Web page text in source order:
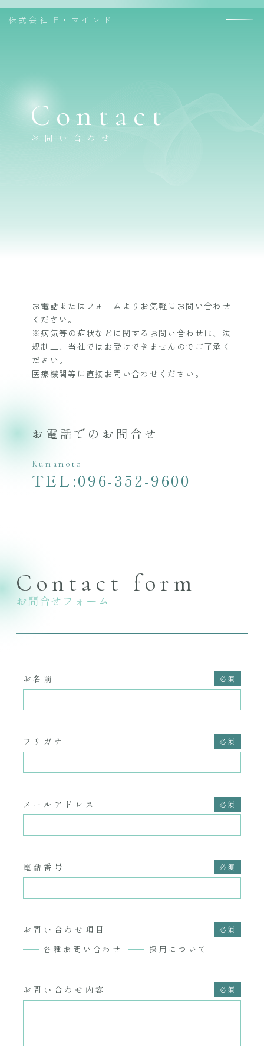
株式会社 P・マインド
Contact
お問い合わせ
お電話またはフォームよりお気軽にお問い合わせ
ください。
※病気等の症状などに関するお問い合わせは、法
規制上、当社ではお受けできませんのでご了承く
ださい。
医療機関等に直接お問い合わせください。
お電話でのお問合せ
Kumamoto
TEL:096-352-9600
Contact form
お問合せフォーム
お名前
フリガナ
メールアドレス
電話番号
お問い合わせ項目
各種お問い合わせ 採用について
お問い合わせ内容